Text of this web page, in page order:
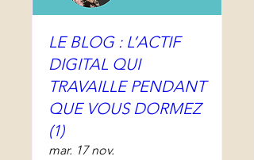
LE BLOG : L’ACTIF
DIGITAL QUI
TRAVAILLE PENDANT
QUE VOUS DORMEZ
(1)
mar. 17 nov.